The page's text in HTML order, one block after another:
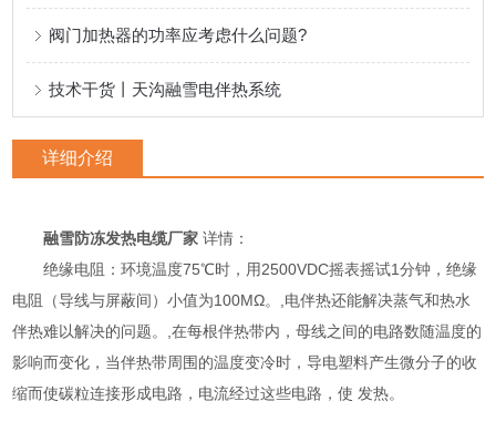
阀门加热器的功率应考虑什么问题?
技术干货丨天沟融雪电伴热系统
详细介绍
融雪防冻发热电缆厂家 详情：
绝缘电阻：环境温度75℃时，用2500VDC摇表摇试1分钟，绝缘
电阻（导线与屏蔽间）小值为100MΩ。,电伴热还能解决蒸气和热水
伴热难以解决的问题。,在每根伴热带内，母线之间的电路数随温度的
影响而变化，当伴热带周围的温度变冷时，导电塑料产生微分子的收
缩而使碳粒连接形成电路，电流经过这些电路，使 发热。